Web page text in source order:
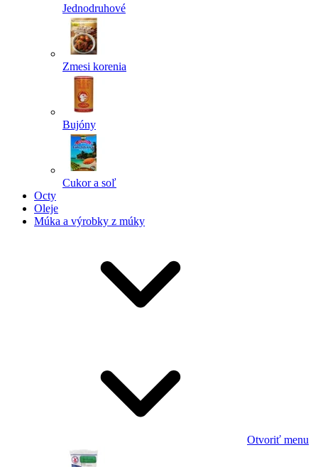
Jednodruhové
Zmesi korenia
Bujóny
Cukor a soľ
Octy
Oleje
Múka a výrobky z múky
Otvoriť menu
Powered by chaterimo